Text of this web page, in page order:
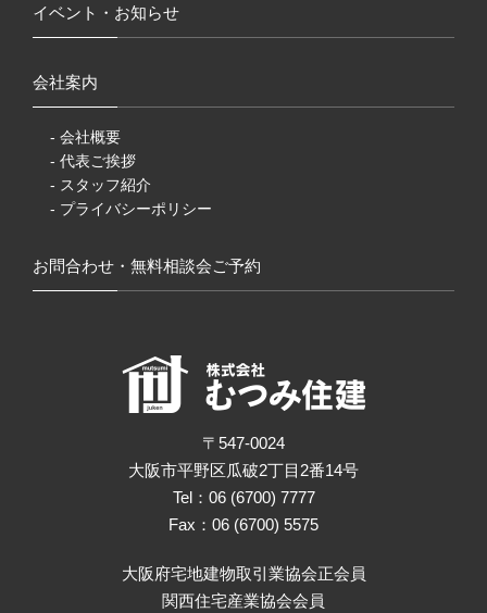
イベント・お知らせ
会社案内
- 会社概要
- 代表ご挨拶
- スタッフ紹介
- プライバシーポリシー
お問合わせ・無料相談会ご予約
〒547-0024
大阪市平野区瓜破2丁目2番14号
Tel：06 (6700) 7777
Fax：06 (6700) 5575
大阪府宅地建物取引業協会正会員
関西住宅産業協会会員